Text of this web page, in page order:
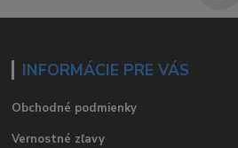
INFORMÁCIE PRE VÁS
Obchodné podmienky
Vernostné zľavy